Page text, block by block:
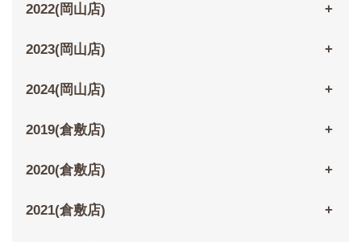
2022(岡山店)
2023(岡山店)
2024(岡山店)
2019(倉敷店)
2020(倉敷店)
2021(倉敷店)